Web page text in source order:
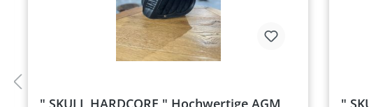
" SKULL HARDCORE " Hochwertige AGM "